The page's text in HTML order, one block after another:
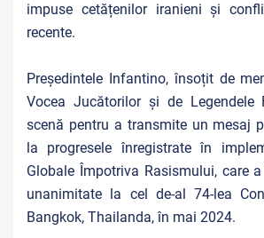
impuse cetățenilor iranieni și
recente.
Președintele Infantino, însoțit de
Vocea Jucătorilor și de Legendele
scenă pentru a transmite un mesaj
la progresele înregistrate în
Globale Împotriva Rasismului, care
unanimitate la cel de-al 74-lea
Bangkok, Thailanda, în mai 2024.